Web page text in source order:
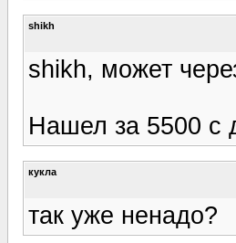
shikh
shikh, может
Нашел за 5500 с
кукла
так уже ненадо?